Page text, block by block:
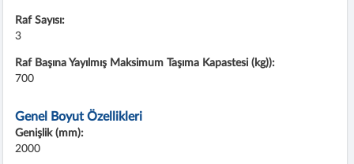
Raf Sayısı:
3
Raf Başına Yayılmış Maksimum Taşıma Kapastesi (kg)):
700
Genel Boyut Özellikleri
Genişlik (mm):
2000